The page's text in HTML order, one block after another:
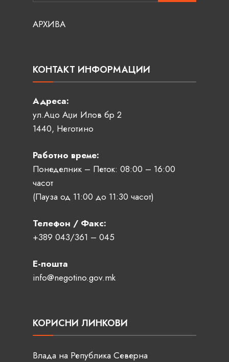
АРХИВА
КОНТАКТ ИНФОРМАЦИИ
Адреса:
ул.Ацо Аџи Илов бр 2
1440, Неготино
Работно време:
Понеделник – Петок: 08:00 – 16:00
часот
(Пауза од 11:00 до 11:30 часот)
Телефон / Факс:
+389 043/361 – 045
Е-пошта
info@negotino.gov.mk
КОРИСНИ ЛИНКОВИ
Влада на Република Северна